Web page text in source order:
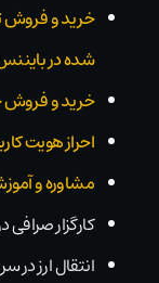
خرید و فروش
شده در
خرید و فروش
احراز هویت
مشاوره و
کارگزار صرافی
انتقال ارز